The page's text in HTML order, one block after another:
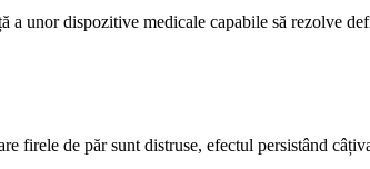
unor dispozitive medicale capabile să rezolve
firele de păr sunt distruse, efectul persistând